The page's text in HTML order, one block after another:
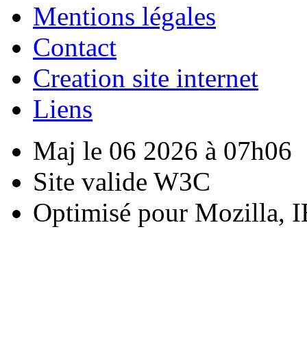
Mentions légales
Contact
Creation site internet
Liens
Maj le 06 2026 à 07h06
Site valide W3C
Optimisé pour Mozilla,